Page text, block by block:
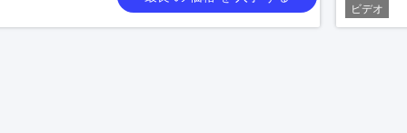
ビデオ